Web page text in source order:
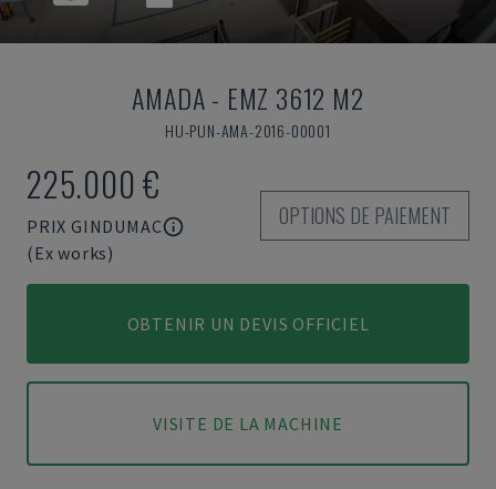
AMADA- EMZ 3612 M2
HU-PUN-AMA-2016-00001
225.000 €
PRIX GINDUMAC
(Ex works)
OPTIONS DE PAIEMENT
OBTENIR UN DEVIS OFFICIEL
VISITE DE LA MACHINE